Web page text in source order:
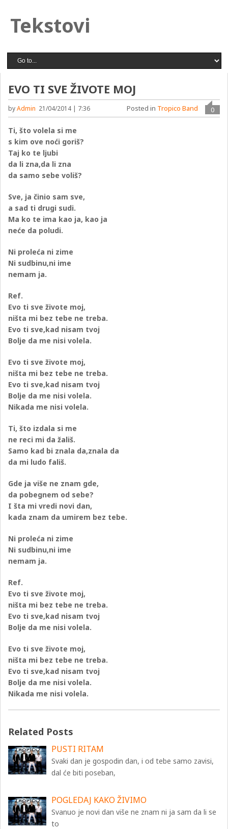
Tekstovi
EVO TI SVE ŽIVOTE MOJ
byAdmin 21/04/2014 | 7:36 0
Posted in Tropico Band
Ti, što volela si me
s kim ove noći goriš?
Taj ko te ljubi
da li zna,da li zna
da samo sebe voliš?
Sve, ja činio sam sve,
a sad ti drugi sudi.
Ma ko te ima kao ja, kao ja
neće da poludi.
Ni proleća ni zime
Ni sudbinu,ni ime
nemam ja.
Ref.
Evo ti sve živote moj,
ništa mi bez tebe ne treba.
Evo ti sve,kad nisam tvoj
Bolje da me nisi volela.
Evo ti sve živote moj,
ništa mi bez tebe ne treba.
Evo ti sve,kad nisam tvoj
Bolje da me nisi volela.
Nikada me nisi volela.
Ti, što izdala si me
ne reci mi da žališ.
Samo kad bi znala da,znala da
da mi ludo fališ.
Gde ja više ne znam gde,
da pobegnem od sebe?
I šta mi vredi novi dan,
kada znam da umirem bez tebe.
Ni proleća ni zime
Ni sudbinu,ni ime
nemam ja.
Ref.
Evo ti sve živote moj,
ništa mi bez tebe ne treba.
Evo ti sve,kad nisam tvoj
Bolje da me nisi volela.
Evo ti sve živote moj,
ništa mi bez tebe ne treba.
Evo ti sve,kad nisam tvoj
Bolje da me nisi volela.
Nikada me nisi volela.
Related Posts
PUSTI RITAM
Svaki dan je gospodin dan, i od tebe samo zavisi,
dal će biti poseban,
POGLEDAJ KAKO ŽIVIMO
Svanuo je novi dan više ne znam ni ja sam da li se
to